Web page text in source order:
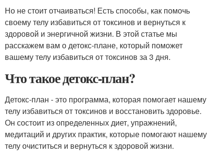
Но не стоит отчаиваться! Есть способы, как помочь
своему телу избавиться от токсинов и вернуться к
здоровой и энергичной жизни. В этой статье мы
расскажем вам о детокс-плане, который поможет
вашему телу избавиться от токсинов за 3 дня.
Что такое детокс-план?
Детокс-план - это программа, которая помогает нашему
телу избавиться от токсинов и восстановить здоровье.
Он состоит из определенных диет, упражнений,
медитаций и других практик, которые помогают нашему
телу очиститься и вернуться к здоровой жизни.